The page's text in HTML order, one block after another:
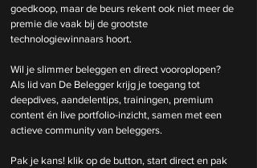
goedkoop, maar de beurs rekent ook niet meer de
premie die vaak bij de grootste
technologiewinnaars hoort.
Wil je slimmer beleggen en direct vooroplopen?
Als lid van De Belegger krijg je toegang tot
deepdives, aandelentips, trainingen, premium
content én live portfolio-inzicht, samen met een
actieve community van beleggers.
Pak je kans! klik op de button, start direct en pak